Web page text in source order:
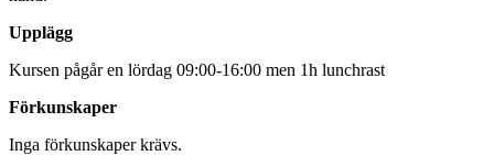
Upplägg
Kursen pågår en lördag 09:00-16:00 men 1h lunchrast
Förkunskaper
Inga förkunskaper krävs.